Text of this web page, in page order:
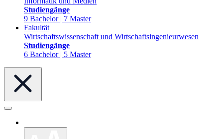
Studiengänge
9 Bachelor | 7 Master
Fakultät
Wirtschaftswissenschaft und Wirtschaftsingenieurwesen
Studiengänge
6 Bachelor | 5 Master